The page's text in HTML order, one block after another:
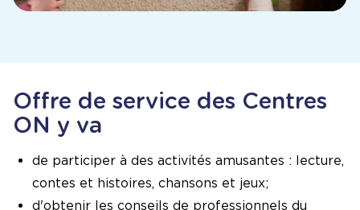
Offre de service des Centres
ON y va
de participer à des activités amusantes : lecture,
contes et histoires, chansons et jeux;
d'obtenir les conseils de professionnels du